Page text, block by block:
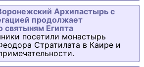
Архипастырь с
продолжает
святыням Египта
посетили монастырь
Стратилата в Каире и